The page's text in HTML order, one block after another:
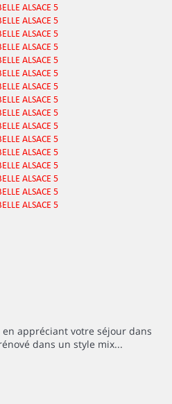
appréciant votre séjour dans
dans un style mix...